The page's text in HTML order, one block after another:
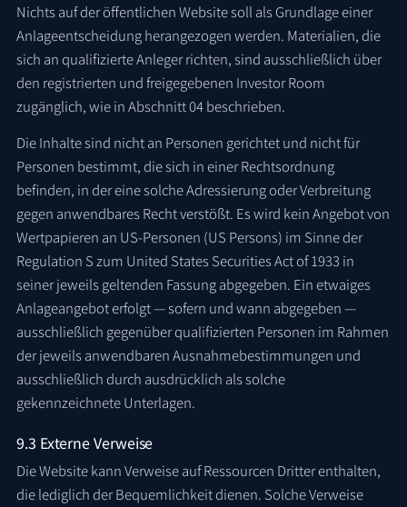
Nichts auf der öffentlichen Website soll als Grundlage einer
Anlageentscheidung herangezogen werden. Materialien, die
sich an qualifizierte Anleger richten, sind ausschließlich über
den registrierten und freigegebenen Investor Room
zugänglich, wie in Abschnitt 04 beschrieben.
Die Inhalte sind nicht an Personen gerichtet und nicht für
Personen bestimmt, die sich in einer Rechtsordnung
befinden, in der eine solche Adressierung oder Verbreitung
gegen anwendbares Recht verstößt. Es wird kein Angebot von
Wertpapieren an US-Personen (US Persons) im Sinne der
Regulation S zum United States Securities Act of 1933 in
seiner jeweils geltenden Fassung abgegeben. Ein etwaiges
Anlageangebot erfolgt — sofern und wann abgegeben —
ausschließlich gegenüber qualifizierten Personen im Rahmen
der jeweils anwendbaren Ausnahmebestimmungen und
ausschließlich durch ausdrücklich als solche
gekennzeichnete Unterlagen.
9.3 Externe Verweise
Die Website kann Verweise auf Ressourcen Dritter enthalten,
die lediglich der Bequemlichkeit dienen. Solche Verweise